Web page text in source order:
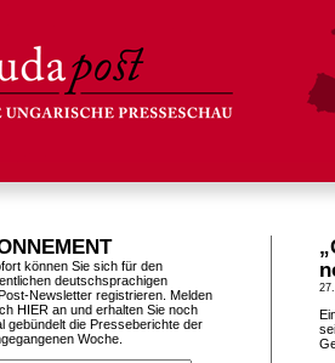
können Sie sich für den
deutschsprachigen
Newsletter registrieren. Melden
HIER an und erhalten Sie noch
gebündelt die Presseberichte der
Woche.